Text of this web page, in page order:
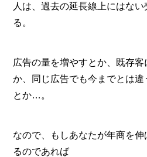
人は、過去の延長線上にはな
る。
広告の量を増やすとか、既存
か、同じ広告でも今までとは
とか…。
なので、もしあなたが年商を
るのであれば